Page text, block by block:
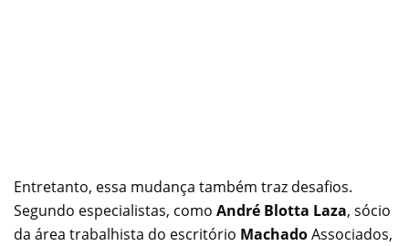
Entretanto, essa mudança também traz desafios.
Segundo especialistas, como André Blotta Laza, sócio
da área trabalhista do escritório MachadoAssociados,